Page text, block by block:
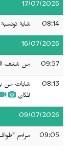
17/07/2026
08:14 شابة
16/07/2026
09:57 من شغف
08:13
شابات من
المكان
09/07/2026
09:05 مراسم